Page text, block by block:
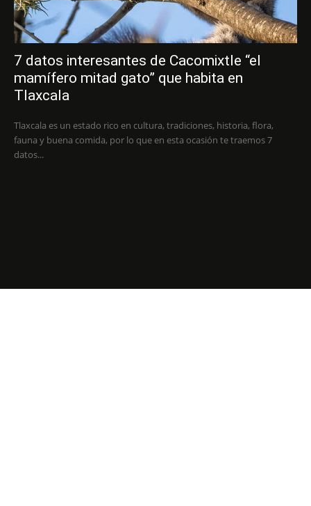
7 datos interesantes de Cacomixtle “el
mamífero mitad gato” que habita en
Tlaxcala
Tlaxcala es un estado rico en cultura, tradiciones, historia, flora,
fauna y buena comida, por lo que en esta ocasión te traemos 7
datos...